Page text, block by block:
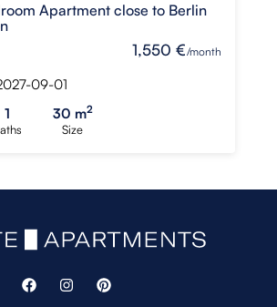
1,550 €/month
Apartment close to Berlin
09-01
1 30 m2
Size